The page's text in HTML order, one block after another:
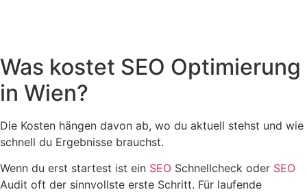
Was kostet SEO Optimierung
in Wien?
Die Kosten hängen davon ab, wo du aktuell stehst und wie
schnell du Ergebnisse brauchst.
Wenn du erst startest ist ein SEO Schnellcheck oder SEO
Audit oft der sinnvollste erste Schritt. Für laufende